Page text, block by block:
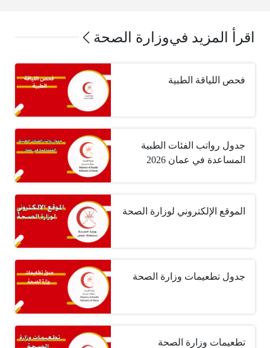
اقرأ المزيد فيوزارة الصحة
فحص اللياقة الطبية
جدول رواتب الفئات الطبية
المساعدة في عمان 2026
الموقع الإلكتروني لوزارة الصحة
جدول تطعيمات وزارة الصحة
تطعيمات وزارة الصحة